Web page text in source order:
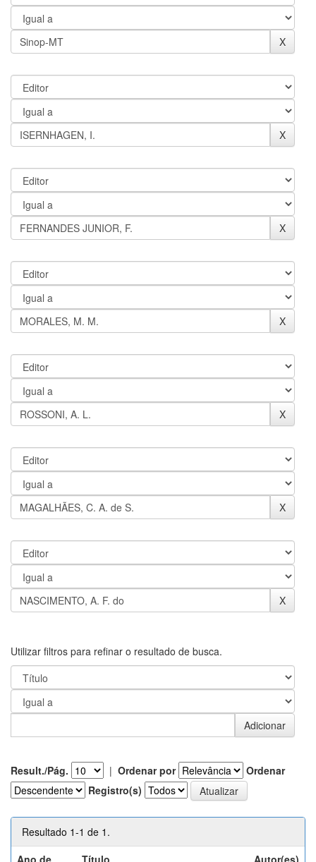
Utilizar filtros para refinar o resultado de busca.
Result./Pág. | Ordenar por
Ordenar
Registro(s)
Resultado 1-1 de 1.
Ano de
Título Autor(es)